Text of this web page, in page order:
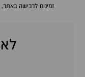
זמינים לרכישה